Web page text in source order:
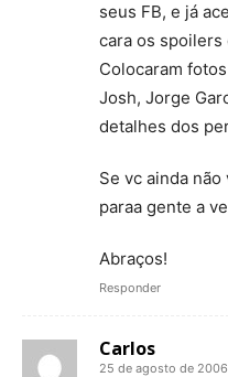
seus FB, e já
cara os spoilers
Colocaram
Josh, Jorge
detalhes dos
Se vc ainda
paraa gente a
Abraços!
Responder
Carlos
25 de agosto de 2006